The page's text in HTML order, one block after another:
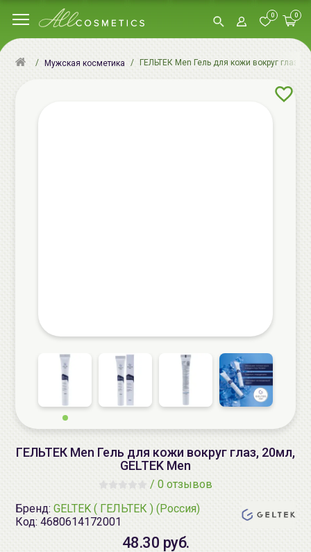
0 0
Мужская косметика ГЕЛЬТЕК Men Гель для кожи вокруг глаз,
ГЕЛЬТЕК Men Гель для кожи вокруг глаз, 20мл,
GELTEK Men
/ 0 отзывов
Бренд: GELTEK ( ГЕЛЬТЕК ) (Россия)
Код: 4680614172001
48.30 руб.